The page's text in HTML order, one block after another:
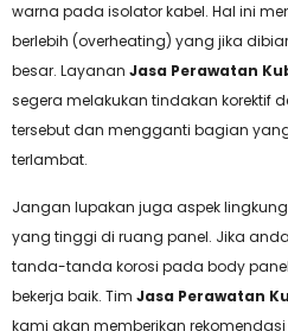
warna pada isolator kabel. Hal ini
berlebih (overheating) yang jika
besar. Layanan Jasa Perawatan
segera melakukan tindakan korektif
tersebut dan mengganti bagian
terlambat.
Jangan lupakan juga aspek
yang tinggi di ruang panel. Jika
tanda-tanda korosi pada body
bekerja baik. Tim Jasa Perawatan
kami akan memberikan